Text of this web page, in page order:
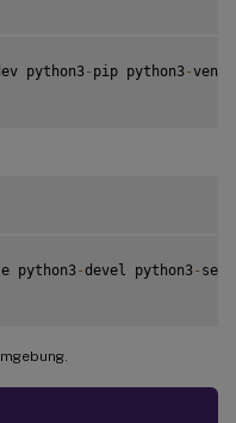
python3- pip python3-venv
python3-devel python3-